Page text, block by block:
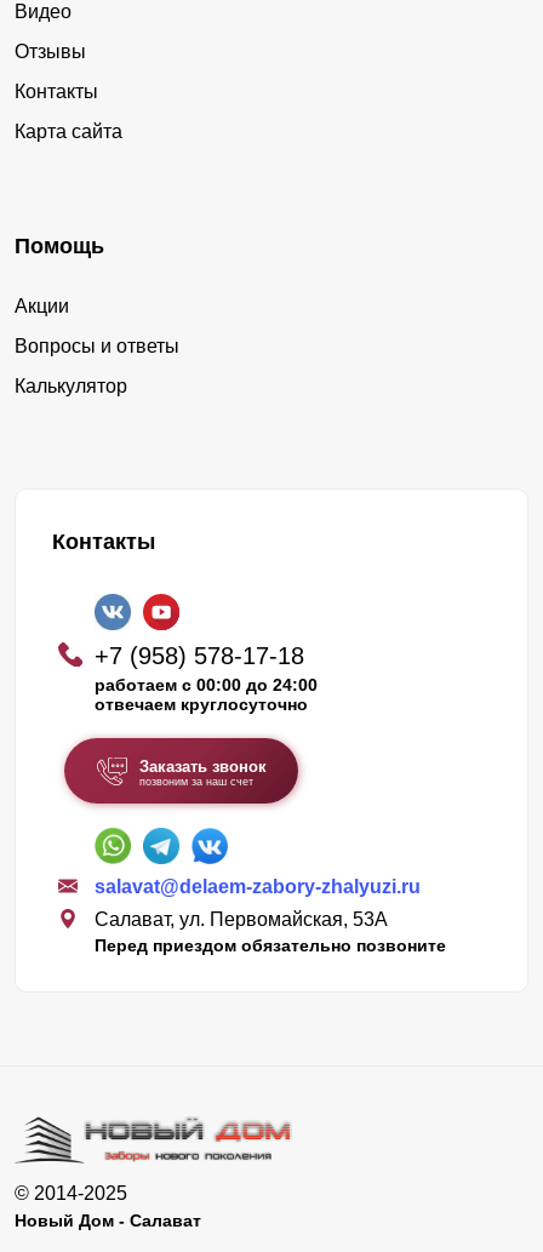
Видео
Отзывы
Контакты
Карта сайта
Помощь
Акции
Вопросы и ответы
Калькулятор
Контакты
+7 (958) 578-17-18
работаем с 00:00 до 24:00
отвечаем круглосуточно
Заказать звонок
позвоним за наш счет
salavat@delaem-zabory-zhalyuzi.ru
Салават, ул. Первомайская, 53А
Перед приездом обязательно позвоните
© 2014-2025
Новый Дом - Салават